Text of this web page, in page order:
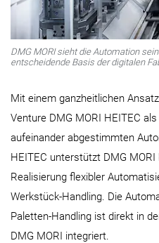
DMG MORI sieht die Automation
entscheidende Basis der digitalen
Mit einem ganzheitlichen
Venture DMG MORI HEITEC
aufeinander abgestimmten
HEITEC unterstützt DMG
Realisierung flexibler
Werkstück-Handling. Die
Paletten-Handling ist direkt in
DMG MORI integriert.